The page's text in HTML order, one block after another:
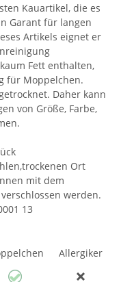
Kauartikel, die es
Garant für langen
Artikels eignet er
Fett enthalten,
für Moppelchen.
Daher kann
von Größe, Farbe,
Ort
mit dem
werden.
13
Allergiker